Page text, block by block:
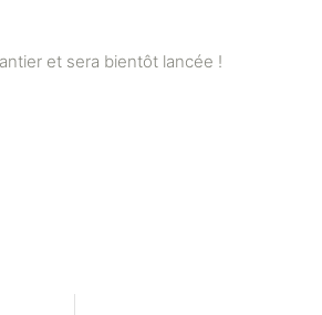
et sera bientôt lancée !